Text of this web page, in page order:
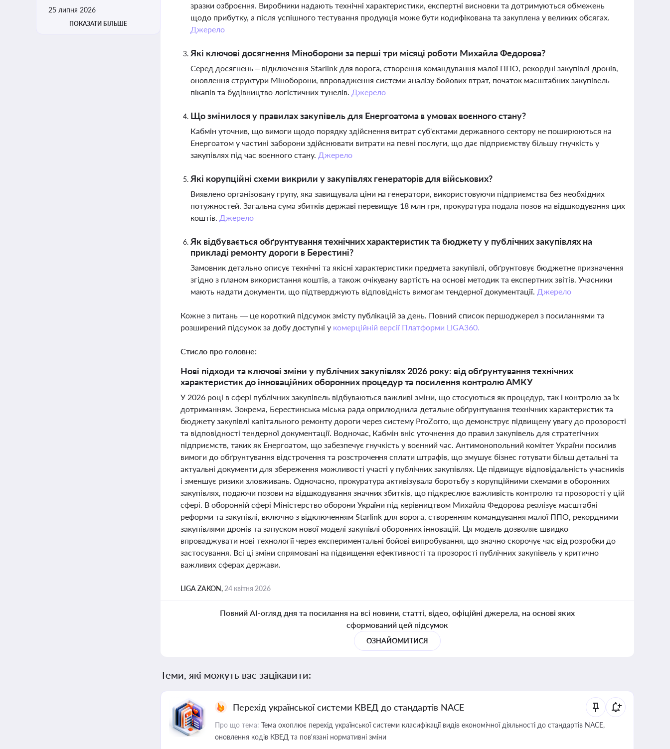
25 липня 2026
ПОКАЗАТИ БІЛЬШЕ
зразки озброєння. Виробники надають технічні характеристики, експертні висновки та дотримуються обмежень
щодо прибутку, а після успішного тестування продукція може бути кодифікована та закуплена у великих обсягах.
Джерело
Які ключові досягнення Міноборони за перші три місяці роботи Михайла Федорова?
Серед досягнень – відключення Starlink для ворога, створення командування малої ППО, рекордні закупівлі дронів,
оновлення структури Міноборони, впровадження системи аналізу бойових втрат, початок масштабних закупівель
пікапів та будівництво логістичних тунелів. Джерело
Що змінилося у правилах закупівель для Енергоатома в умовах воєнного стану?
Кабмін уточнив, що вимоги щодо порядку здійснення витрат суб'єктами державного сектору не поширюються на
Енергоатом у частині заборони здійснювати витрати на певні послуги, що дає підприємству більшу гнучкість у
закупівлях під час воєнного стану. Джерело
Які корупційні схеми викрили у закупівлях генераторів для військових?
Виявлено організовану групу, яка завищувала ціни на генератори, використовуючи підприємства без необхідних
потужностей. Загальна сума збитків державі перевищує 18 млн грн, прокуратура подала позов на відшкодування цих
коштів. Джерело
Як відбувається обґрунтування технічних характеристик та бюджету у публічних закупівлях на
прикладі ремонту дороги в Берестині?
Замовник детально описує технічні та якісні характеристики предмета закупівлі, обґрунтовує бюджетне призначення
згідно з планом використання коштів, а також очікувану вартість на основі методик та експертних звітів. Учасники
мають надати документи, що підтверджують відповідність вимогам тендерної документації. Джерело
Кожне з питань — це короткий підсумок змісту публікацій за день. Повний список першоджерел з посиланнями та
розширений підсумок за добу доступні у комерційній версії Платформи LIGA360.
Стисло про головне:
Нові підходи та ключові зміни у публічних закупівлях 2026 року: від обґрунтування технічних
характеристик до інноваційних оборонних процедур та посилення контролю АМКУ
У 2026 році в сфері публічних закупівель відбуваються важливі зміни, що стосуються як процедур, так і контролю за їх
дотриманням. Зокрема, Берестинська міська рада оприлюднила детальне обґрунтування технічних характеристик та
бюджету закупівлі капітального ремонту дороги через систему ProZorro, що демонструє підвищену увагу до прозорості
та відповідності тендерної документації. Водночас, Кабмін вніс уточнення до правил закупівель для стратегічних
підприємств, таких як Енергоатом, що забезпечує гнучкість у воєнний час. Антимонопольний комітет України посилив
вимоги до обґрунтування відстрочення та розстрочення сплати штрафів, що змушує бізнес готувати більш детальні та
актуальні документи для збереження можливості участі у публічних закупівлях. Це підвищує відповідальність учасників
і зменшує ризики зловживань. Одночасно, прокуратура активізувала боротьбу з корупційними схемами в оборонних
закупівлях, подаючи позови на відшкодування значних збитків, що підкреслює важливість контролю та прозорості у цій
сфері. В оборонній сфері Міністерство оборони України під керівництвом Михайла Федорова реалізує масштабні
реформи та закупівлі, включно з відключенням Starlink для ворога, створенням командування малої ППО, рекордними
закупівлями дронів та запуском нової моделі закупівлі оборонних інновацій. Ця модель дозволяє швидко
впроваджувати нові технології через експериментальні бойові випробування, що значно скорочує час від розробки до
застосування. Всі ці зміни спрямовані на підвищення ефективності та прозорості публічних закупівель у критично
важливих сферах держави.
LIGA ZAKON, 24 квітня 2026
Повний AI-огляд дня та посилання на всі новини, статті, відео, офіційні джерела, на основі яких
сформований цей підсумок
ОЗНАЙОМИТИСЯ
Теми, які можуть вас зацікавити:
Перехід української системи КВЕД до стандартів NACE
Про що тема: Тема охоплює перехід української системи класифікації видів економічної діяльності до стандартів NACE,
оновлення кодів КВЕД та пов'язані нормативні зміни